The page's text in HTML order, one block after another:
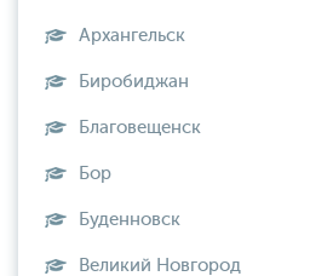
Архангельск
Биробиджан
Благовещенск
Бор
Буденновск
Великий Новгород